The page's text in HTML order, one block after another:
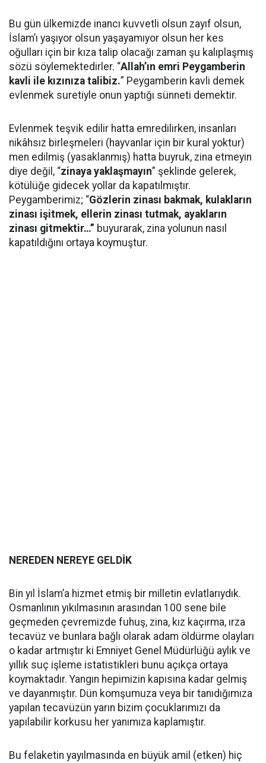
Bu gün ülkemizde inancı kuvvetli olsun zayıf olsun,
İslam’ı yaşıyor olsun yaşayamıyor olsun her kes
oğulları için bir kıza talip olacağı zaman şu kalıplaşmış
sözü söylemektedirler. “Allah’ın emri Peygamberin
kavli ile kızınıza talibiz.” Peygamberin kavli demek
evlenmek suretiyle onun yaptığı sünneti demektir.
Evlenmek teşvik edilir hatta emredilirken, insanları
nikâhsız birleşmeleri (hayvanlar için bir kural yoktur)
men edilmiş (yasaklanmış) hatta buyruk, zina etmeyin
diye değil, “zinaya yaklaşmayın” şeklinde gelerek,
kötülüğe gidecek yollar da kapatılmıştır.
Peygamberimiz; “Gözlerin zinası bakmak, kulakların
zinası işitmek, ellerin zinası tutmak, ayakların
zinası gitmektir…” buyurarak, zina yolunun nasıl
kapatıldığını ortaya koymuştur.
NEREDEN NEREYE GELDİK
Bin yıl İslam’a hizmet etmiş bir milletin evlatlarıydık.
Osmanlının yıkılmasının arasından 100 sene bile
geçmeden çevremizde fuhuş, zina, kız kaçırma, ırza
tecavüz ve bunlara bağlı olarak adam öldürme olayları
o kadar artmıştır ki Emniyet Genel Müdürlüğü aylık ve
yıllık suç işleme istatistikleri bunu açıkça ortaya
koymaktadır. Yangın hepimizin kapısına kadar gelmiş
ve dayanmıştır. Dün komşumuza veya bir tanıdığımıza
yapılan tecavüzün yarın bizim çocuklarımızı da
yapılabilir korkusu her yanımıza kaplamıştır.
Bu felaketin yayılmasında en büyük amil (etken) hiç